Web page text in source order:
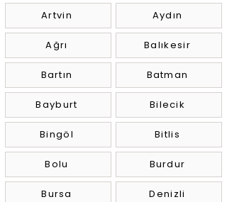
Artvin
Ağrı
Bartın
Bayburt
Bingöl
Bolu
Bursa
Aydın
Balıkesir
Batman
Bilecik
Bitlis
Burdur
Denizli